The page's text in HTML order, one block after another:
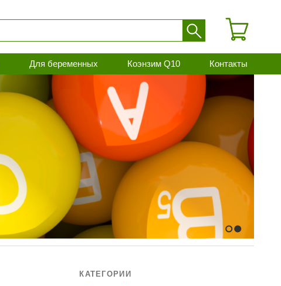
Для беременных Коэнзим Q10 Контакты
1 2
КАТЕГОРИИ